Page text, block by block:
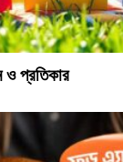
প্রতিকার